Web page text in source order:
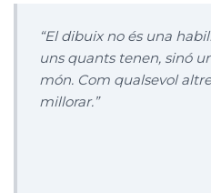
“El dibuix no és una
uns quants tenen, sinó
món. Com qualsevol
millorar.”